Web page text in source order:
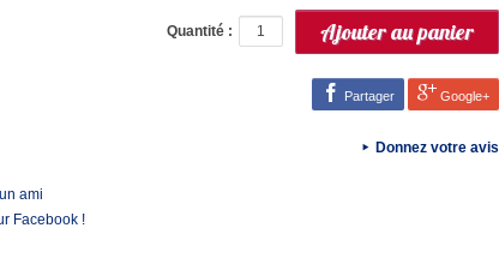
Quantité :
Partager Google+
Donnez votre avis
ami
Facebook !